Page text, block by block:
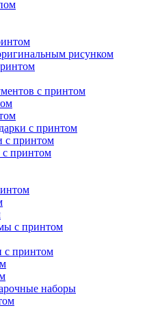
рисунком
с принтом
с принтом
с принтом
с принтом
с принтом
с принтом
наборы